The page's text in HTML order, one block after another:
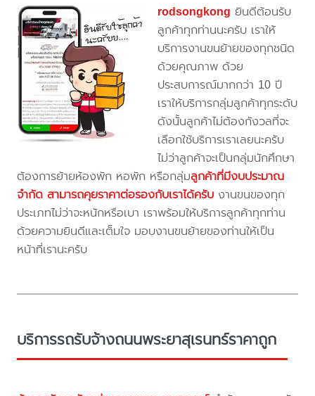
rodsongkong ยินดีต้อนรับ
ลูกค้าทุกท่านนะครับ เราให้
บริการงานขนย้ายของทุกชนิด
ด้วยคุณภาพ ด้วย
ประสบการณ์มากกว่า 10 ปี
เราให้บริการกลุ่มลูกค้าทุกระดับ
ดังนั้นลูกค้าไม่ต้องกังวลที่จะ
เลือกใช้บริการเราเลยนะครับ
ไม่ว่าลูกค้าจะเป็นกลุ่มนักศึกษา
ต้องการย้ายห้องพัก หอพัก หรือกลุ่มลูกค้าที่มีงบประมาณ
จำกัด สามารถคุยราคาต่อรองกับเราได้ครับ งานขนของทุก
ประเภทไม่ว่าจะหนักหรือเบา เราพร้อมให้บริการลูกค้าทุกท่าน
ด้วยความยินดีและเต็มใจ มอบงานขนย้ายของท่านให้เป็น
หน้าที่เรานะครับ
บริการรถรับจ้างถนนพระยาสุเรนทร์ราคาถูก